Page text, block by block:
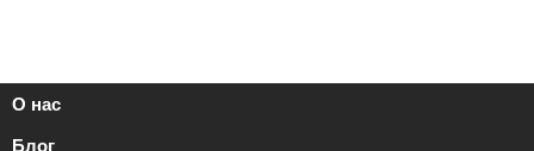
О нас
Блог